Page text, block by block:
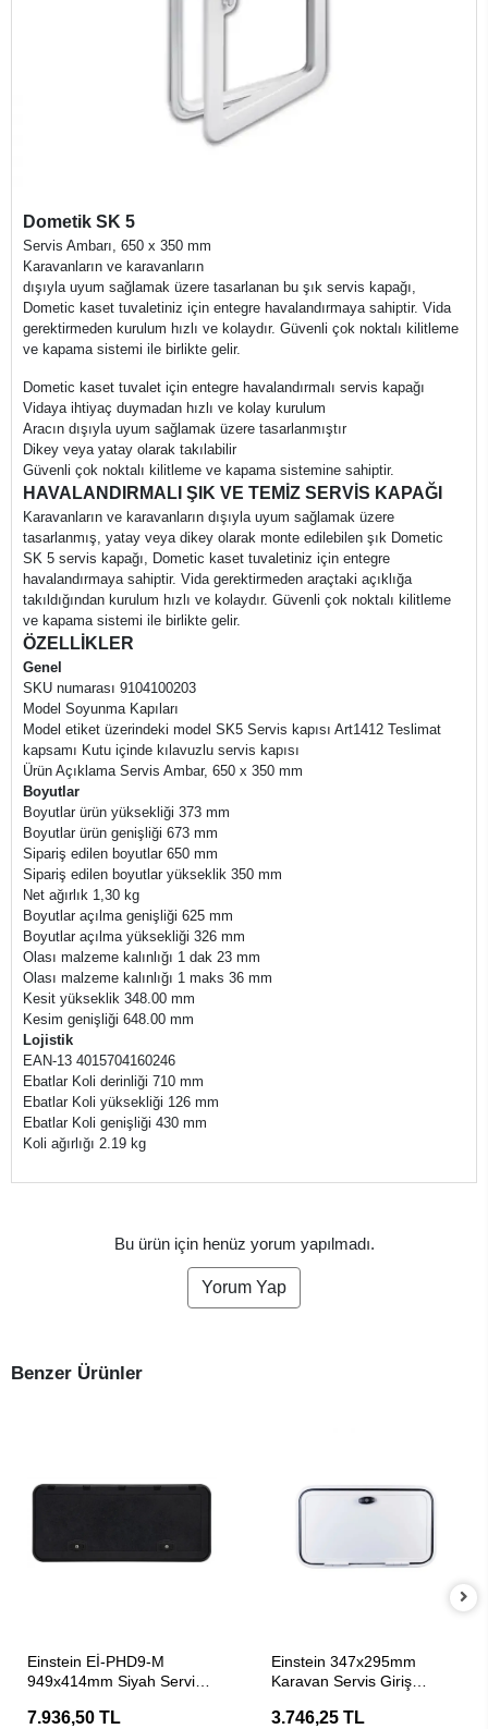
Dometik SK 5
Servis Ambarı, 650 x 350 mm
Karavanların ve karavanların
dışıyla uyum sağlamak üzere tasarlanan bu şık servis kapağı,
Dometic kaset tuvaletiniz için entegre havalandırmaya sahiptir. Vida
gerektirmeden kurulum hızlı ve kolaydır. Güvenli çok noktalı kilitleme
ve kapama sistemi ile birlikte gelir.
Dometic kaset tuvalet için entegre havalandırmalı servis kapağı
Vidaya ihtiyaç duymadan hızlı ve kolay kurulum
Aracın dışıyla uyum sağlamak üzere tasarlanmıştır
Dikey veya yatay olarak takılabilir
Güvenli çok noktalı kilitleme ve kapama sistemine sahiptir.
HAVALANDIRMALI ŞIK VE TEMİZ SERVİS KAPAĞI
Karavanların ve karavanların dışıyla uyum sağlamak üzere
tasarlanmış, yatay veya dikey olarak monte edilebilen şık Dometic
SK 5 servis kapağı, Dometic kaset tuvaletiniz için entegre
havalandırmaya sahiptir. Vida gerektirmeden araçtaki açıklığa
takıldığından kurulum hızlı ve kolaydır. Güvenli çok noktalı kilitleme
ve kapama sistemi ile birlikte gelir.
ÖZELLİKLER
Genel
SKU numarası 9104100203
Model Soyunma Kapıları
Model etiket üzerindeki model SK5 Servis kapısı Art1412 Teslimat
kapsamı Kutu içinde kılavuzlu servis kapısı
Ürün Açıklama Servis Ambar, 650 x 350 mm
Boyutlar
Boyutlar ürün yüksekliği 373 mm
Boyutlar ürün genişliği 673 mm
Sipariş edilen boyutlar 650 mm
Sipariş edilen boyutlar yükseklik 350 mm
Net ağırlık 1,30 kg
Boyutlar açılma genişliği 625 mm
Boyutlar açılma yüksekliği 326 mm
Olası malzeme kalınlığı 1 dak 23 mm
Olası malzeme kalınlığı 1 maks 36 mm
Kesit yükseklik 348.00 mm
Kesim genişliği 648.00 mm
Lojistik
EAN-13 4015704160246
Ebatlar Koli derinliği 710 mm
Ebatlar Koli yüksekliği 126 mm
Ebatlar Koli genişliği 430 mm
Koli ağırlığı 2.19 kg
Bu ürün için henüz yorum yapılmadı.
Yorum Yap
Benzer Ürünler
Einstein Eİ-PHD9-M
949x414mm Siyah Servis
7.936,50 TL
Einstein 347x295mm
Karavan Servis Giriş
3.746,25 TL